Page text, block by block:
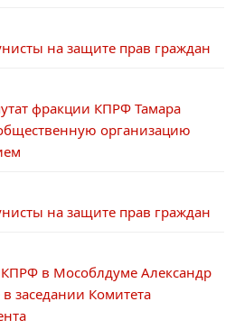
на защите прав граждан
фракции КПРФ Тамара
организацию
на защите прав граждан
в Мособлдуме Александр
заседании Комитета